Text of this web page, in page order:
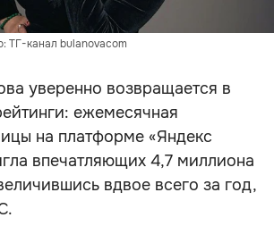
ТГ-канал bulanovacom
уверенно возвращается в
ежемесячная
на платформе «Яндекс
впечатляющих 4,7 миллиона
вдвое всего за год,